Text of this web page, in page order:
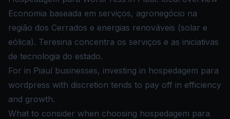
Economia baseada em serviços, agronegócio na
região dos Cerrados e energias renováveis (solar e
eólica). Teresina concentra os serviços e as iniciativas
de tecnologia do estado.
For in Piauí businesses, investing in hospedagem para
wordpress with discretion tends to pay off in efficiency
and growth.
What to consider when choosing hospedagem para